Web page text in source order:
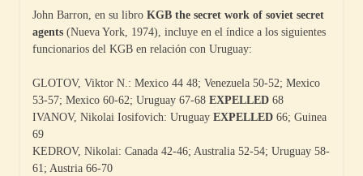
John Barron, en su libro KGB the secret work of soviet secret
agents (Nueva York, 1974), incluye en el índice a los siguientes
funcionarios del KGB en relación con Uruguay:
GLOTOV, Viktor N.: Mexico 44 48; Venezuela 50-52; Mexico
53-57; Mexico 60-62; Uruguay 67-68 EXPELLED 68
IVANOV, Nikolai Iosifovich: Uruguay EXPELLED 66; Guinea
69
KEDROV, Nikolai: Canada 42-46; Australia 52-54; Uruguay 58-
61; Austria 66-70